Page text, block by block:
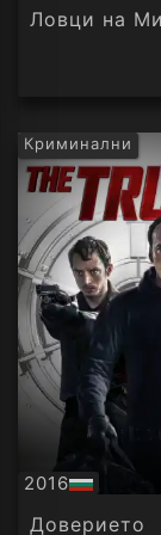
Ловци на
Криминални
2016
БГ
аудио
Доверието